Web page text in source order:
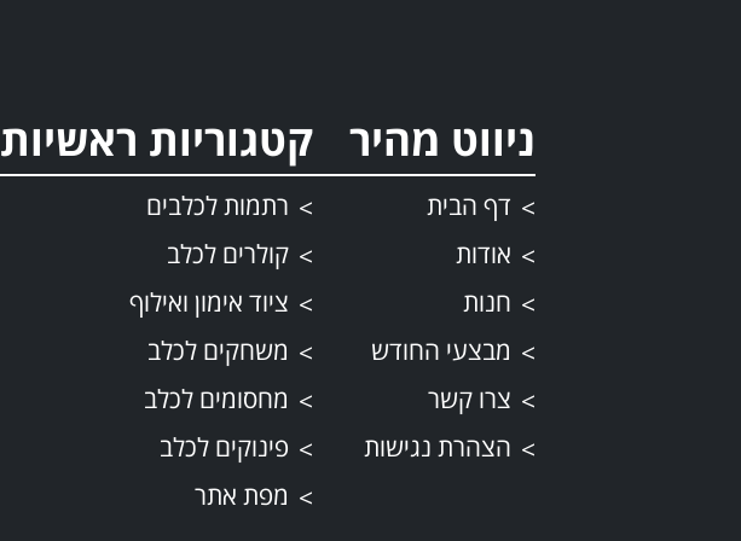
ניווט מהיר
דף הבית
אודות
חנות
מבצעי החודש
צרו קשר
הצהרת נגישות
קטגוריות ראשיות
רתמות לכלבים
קולרים לכלב
ציוד אימון ואילוף
משחקים לכלב
מחסומים לכלב
פינוקים לכלב
מפת אתר